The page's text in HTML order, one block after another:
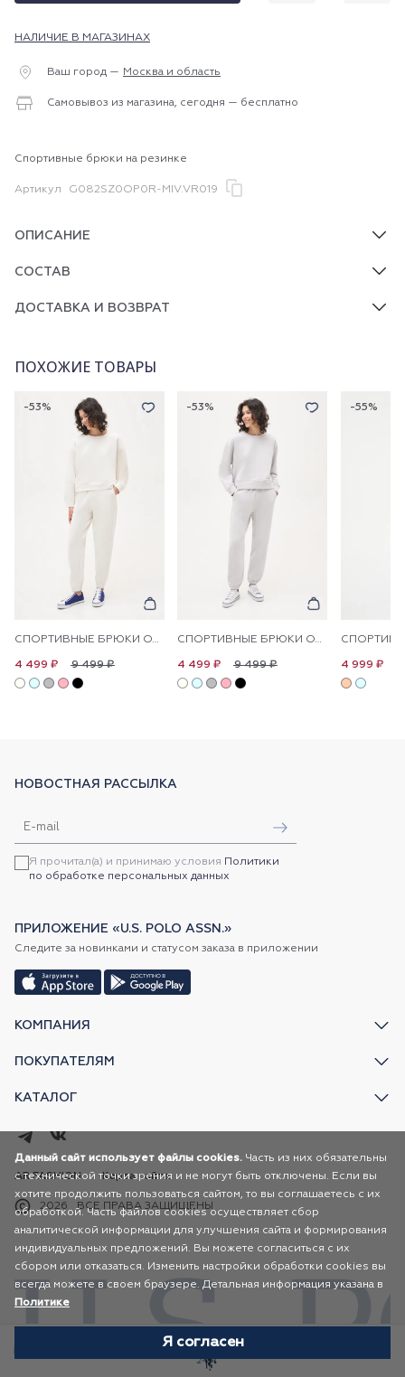
НАЛИЧИЕ В МАГАЗИНАХ
Ваш город — Москва и область
Самовывоз из магазина, сегодня — бесплатно
Спортивные брюки на резинке
Артикул G082SZ0OP0R-MIV.VR019
ОПИСАНИЕ
СОСТАВ
ДОСТАВКА И ВОЗВРАТ
ПОХОЖИЕ ТОВАРЫ
-53%
СПОРТИВНЫЕ БРЮКИ ОДНОТОННЫЕ
9 499 ₽
4 499 ₽
-53%
СПОРТИВНЫЕ БРЮКИ ОДНОТОННЫЕ
9 499 ₽
4 499 ₽
-55%
4 999 ₽
КОМПАНИЯ
ПОКУПАТЕЛЯМ
КАТАЛОГ
НОВОСТНАЯ РАССЫЛКА
Я прочитал(а) и принимаю условия Политики
по обработке персональных данных
ПРИЛОЖЕНИЕ «U.S. POLO ASSN.»
Следите за новинками и статусом заказа в приложении
2026 ВСЕ ПРАВА ЗАЩИЩЕНЫ
AR FASHION Карта сайта
Данный сайт использует файлы cookies. Часть из них обязательны
с технической точки зрения и не могут быть отключены. Если вы
хотите продолжить пользоваться сайтом, то вы соглашаетесь с их
обработкой. Часть файлов cookies осуществляет сбор
аналитической информации для улучшения сайта и формирования
индивидуальных предложений. Вы можете согласиться с их
сбором или отказаться. Изменить настройки обработки cookies вы
всегда можете в своем браузере. Детальная информация указана в
Политике
Я согласен